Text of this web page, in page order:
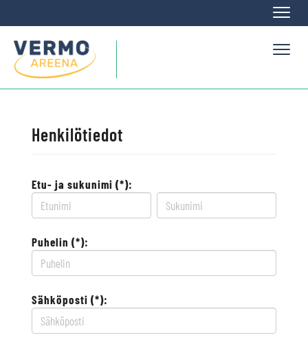
Henkilötiedot
Etu- ja sukunimi (*):
Puhelin (*):
Sähköposti (*):